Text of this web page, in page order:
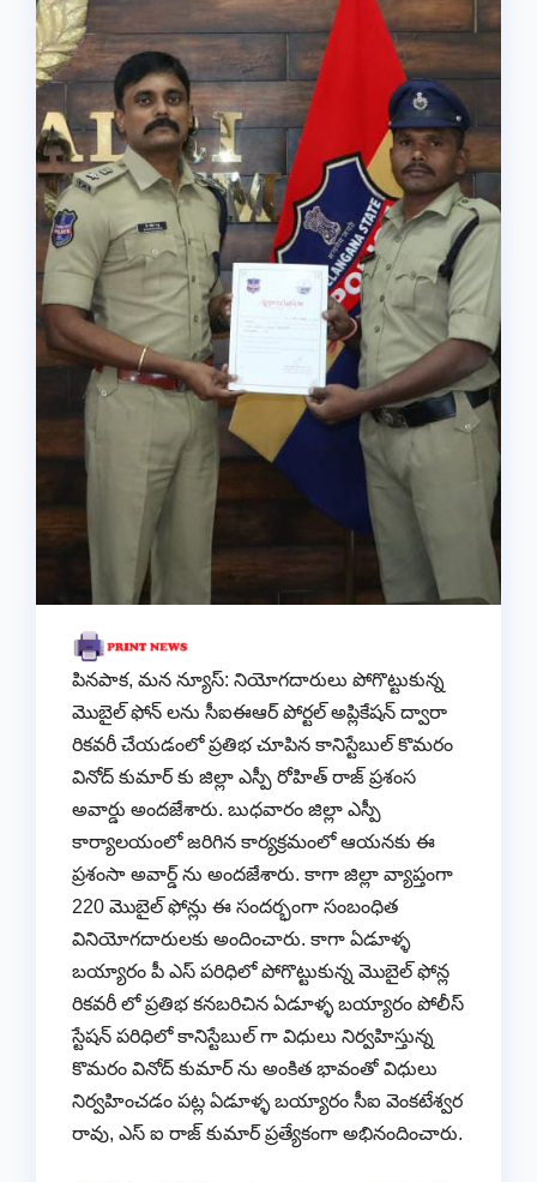
పినపాక, మన న్యూస్: నియోగదారులు పోగొట్టుకున్న
మొబైల్ ఫోన్ లను సీఐఈఆర్ పోర్టల్ అప్లికేషన్ ద్వారా
రికవరీ చేయడంలో ప్రతిభ చూపిన కానిస్టేబుల్ కొమరం
వినోద్ కుమార్ కు జిల్లా ఎస్పీ రోహిత్ రాజ్ ప్రశంస
అవార్డు అందజేశారు. బుధవారం జిల్లా ఎస్పీ
కార్యాలయంలో జరిగిన కార్యక్రమంలో ఆయనకు ఈ
ప్రశంసా అవార్డ్ ను అందజేశారు. కాగా జిల్లా వ్యాప్తంగా
220 మొబైల్ ఫోన్లు ఈ సందర్భంగా సంబంధిత
వినియోగదారులకు అందించారు. కాగా ఏడూళ్ళ
బయ్యారం పీ ఎస్ పరిధిలో పోగొట్టుకున్న మొబైల్ ఫోన్ల
రికవరీ లో ప్రతిభ కనబరిచిన ఏడూళ్ళ బయ్యారం పోలీస్
స్టేషన్ పరిధిలో కానిస్టేబుల్ గా విధులు నిర్వహిస్తున్న
కొమరం వినోద్ కుమార్ ను అంకిత భావంతో విధులు
నిర్వహించడం పట్ల ఏడూళ్ళ బయ్యారం సీఐ వెంకటేశ్వర
రావు, ఎస్ ఐ రాజ్ కుమార్ ప్రత్యేకంగా అభినందించారు.